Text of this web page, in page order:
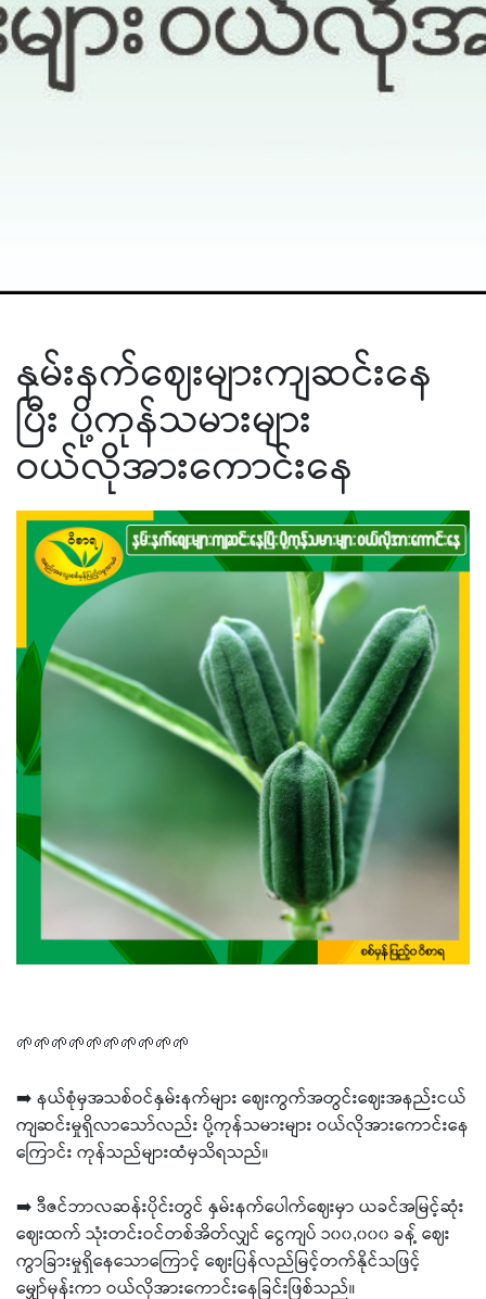
နှမ်းနက်ဈေးများကျဆင်းနေ
ပြီး ပို့ကုန်သမားများ
ဝယ်လိုအားကောင်းနေ
🌱🌱🌱🌱🌱🌱🌱🌱🌱🌱
➡️ နယ်စုံမှအသစ်ဝင်နှမ်းနက်များ ဈေးကွက်အတွင်းဈေးအနည်းငယ်
ကျဆင်းမှုရှိလာသော်လည်း ပို့ကုန်သမားများ ဝယ်လိုအားကောင်းနေ
ကြောင်း ကုန်သည်များထံမှသိရသည်။
➡️ ဒီဇင်ဘာလဆန်းပိုင်းတွင် နှမ်းနက်ပေါက်ဈေးမှာ ယခင်အမြင့်ဆုံး
ဈေးထက် သုံးတင်းဝင်တစ်အိတ်လျှင် ငွေကျပ် ၁၀၀,၀၀၀ ခန့် ဈေး
ကွာခြားမှုရှိနေသောကြောင့် ဈေးပြန်လည်မြင့်တက်နိုင်သဖြင့်
မျှော်မှန်းကာ ဝယ်လိုအားကောင်းနေခြင်းဖြစ်သည်။